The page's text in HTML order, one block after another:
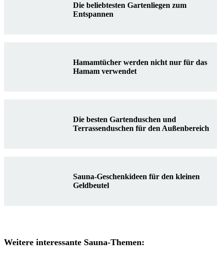
Die beliebtesten Gartenliegen zum
Entspannen
Hamamtücher werden nicht nur für das
Hamam verwendet
Die besten Gartenduschen und
Terrassenduschen für den Außenbereich
Sauna-Geschenkideen für den kleinen
Geldbeutel
Weitere interessante Sauna-Themen: